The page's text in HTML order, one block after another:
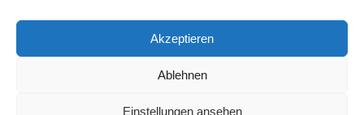
Akzeptieren
Ablehnen
Einstellungen ansehen
Allianz HV Lena Hager